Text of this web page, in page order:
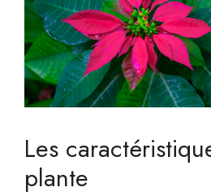
Les
plante